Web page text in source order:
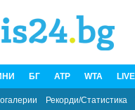
БГ ATP WTA
Рекорди/Статистика